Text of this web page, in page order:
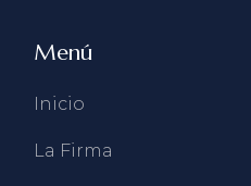
Menú
Inicio
La Firma